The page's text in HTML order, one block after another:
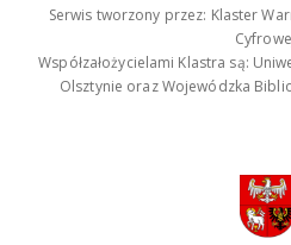
Serwis tworzony przez: Klaster
Współzałożycielami Klastra są:
Olsztynie oraz Wojewódzka